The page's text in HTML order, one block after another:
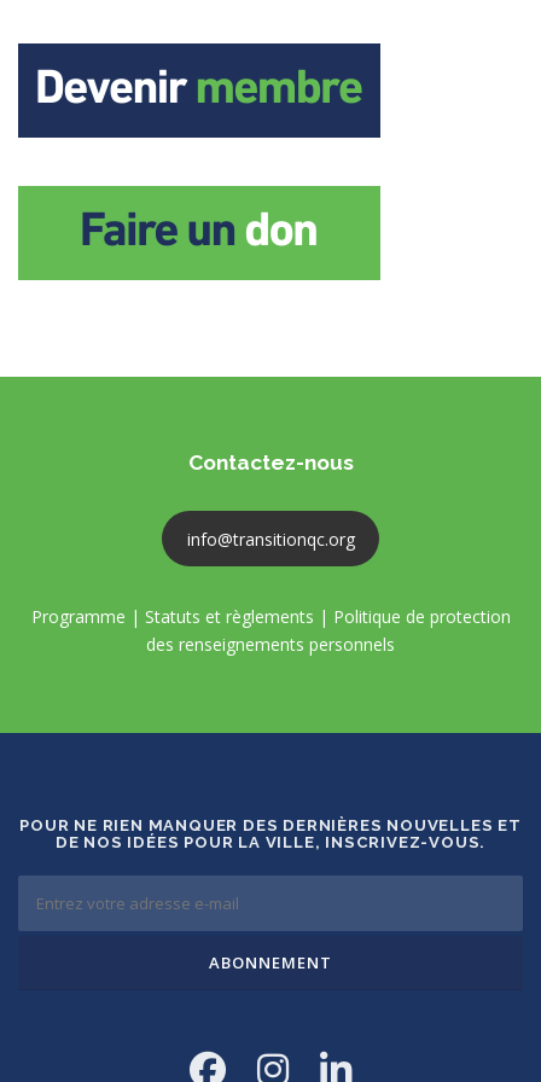
Contactez-nous
info@transitionqc.org
Programme | Statuts et règlements | Politique de protection
des renseignements personnels
POUR NE RIEN MANQUER DES DERNIÈRES NOUVELLES ET
DE NOS IDÉES POUR LA VILLE, INSCRIVEZ-VOUS.